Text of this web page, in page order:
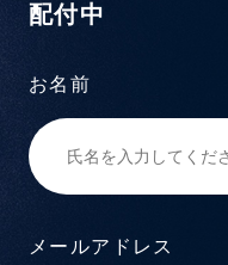
配付中
お名前
メールアドレス